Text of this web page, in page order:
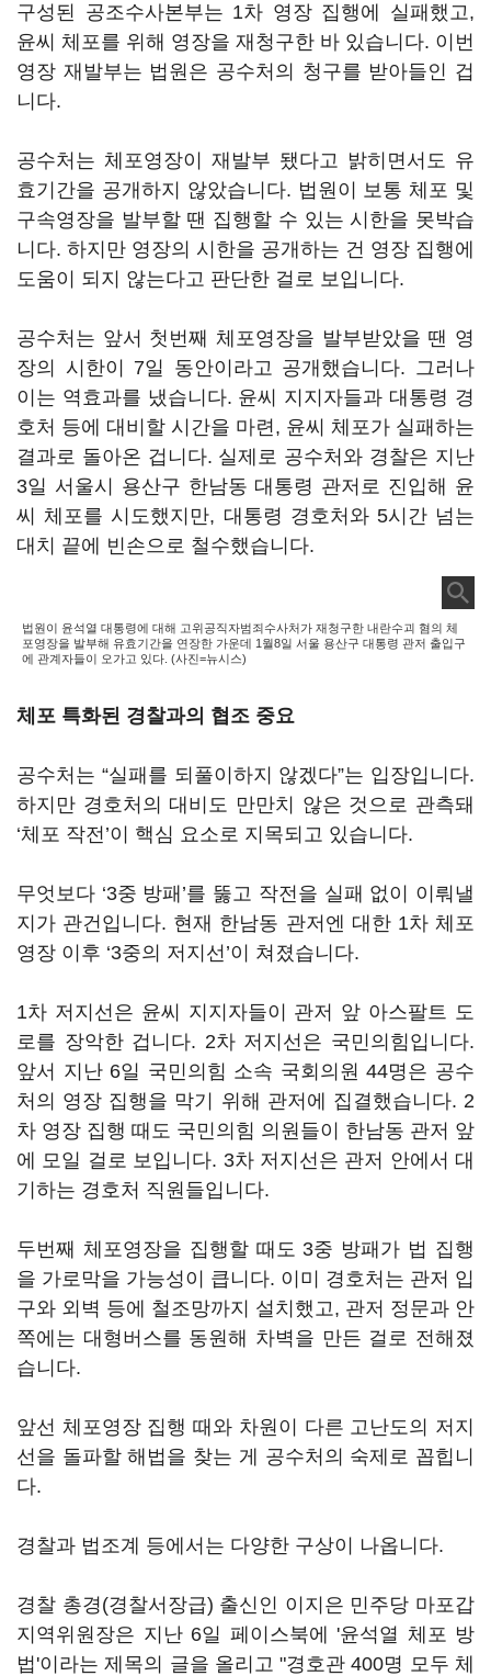
구성된 공조수사본부는 1차 영장 집행에 실패했고,
윤씨 체포를 위해 영장을 재청구한 바 있습니다. 이번
영장 재발부는 법원은 공수처의 청구를 받아들인 겁
니다.
공수처는 체포영장이 재발부 됐다고 밝히면서도 유
효기간을 공개하지 않았습니다. 법원이 보통 체포 및
구속영장을 발부할 땐 집행할 수 있는 시한을 못박습
니다. 하지만 영장의 시한을 공개하는 건 영장 집행에
도움이 되지 않는다고 판단한 걸로 보입니다.
공수처는 앞서 첫번째 체포영장을 발부받았을 땐 영
장의 시한이 7일 동안이라고 공개했습니다. 그러나
이는 역효과를 냈습니다. 윤씨 지지자들과 대통령 경
호처 등에 대비할 시간을 마련, 윤씨 체포가 실패하는
결과로 돌아온 겁니다. 실제로 공수처와 경찰은 지난
3일 서울시 용산구 한남동 대통령 관저로 진입해 윤
씨 체포를 시도했지만, 대통령 경호처와 5시간 넘는
대치 끝에 빈손으로 철수했습니다.
법원이 윤석열 대통령에 대해 고위공직자범죄수사처가 재청구한 내란수괴 혐의 체
포영장을 발부해 유효기간을 연장한 가운데 1월8일 서울 용산구 대통령 관저 출입구
에 관계자들이 오가고 있다. (사진=뉴시스)
체포 특화된 경찰과의 협조 중요
공수처는 “실패를 되풀이하지 않겠다”는 입장입니다.
하지만 경호처의 대비도 만만치 않은 것으로 관측돼
‘체포 작전’이 핵심 요소로 지목되고 있습니다.
무엇보다 ‘3중 방패’를 뚫고 작전을 실패 없이 이뤄낼
지가 관건입니다. 현재 한남동 관저엔 대한 1차 체포
영장 이후 ‘3중의 저지선’이 쳐졌습니다.
1차 저지선은 윤씨 지지자들이 관저 앞 아스팔트 도
로를 장악한 겁니다. 2차 저지선은 국민의힘입니다.
앞서 지난 6일 국민의힘 소속 국회의원 44명은 공수
처의 영장 집행을 막기 위해 관저에 집결했습니다. 2
차 영장 집행 때도 국민의힘 의원들이 한남동 관저 앞
에 모일 걸로 보입니다. 3차 저지선은 관저 안에서 대
기하는 경호처 직원들입니다.
두번째 체포영장을 집행할 때도 3중 방패가 법 집행
을 가로막을 가능성이 큽니다. 이미 경호처는 관저 입
구와 외벽 등에 철조망까지 설치했고, 관저 정문과 안
쪽에는 대형버스를 동원해 차벽을 만든 걸로 전해졌
습니다.
앞선 체포영장 집행 때와 차원이 다른 고난도의 저지
선을 돌파할 해법을 찾는 게 공수처의 숙제로 꼽힙니
다.
경찰과 법조계 등에서는 다양한 구상이 나옵니다.
경찰 총경(경찰서장급) 출신인 이지은 민주당 마포갑
지역위원장은 지난 6일 페이스북에 '윤석열 체포 방
법'이라는 제목의 글을 올리고 "경호관 400명 모두 체